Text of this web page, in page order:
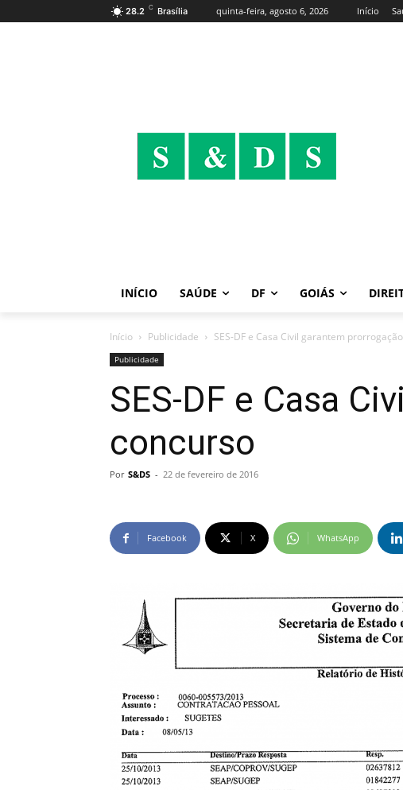
28.2 C Brasília quinta-feira, agosto 6, 2026 Início
INÍCIO SAÚDE DF GOIÁS
Início Publicidade SES-DF e Casa Civil garantem
Publicidade
SES-DF e Casa
concurso
Por S&DS - 22 de fevereiro de 2016
Facebook X WhatsApp